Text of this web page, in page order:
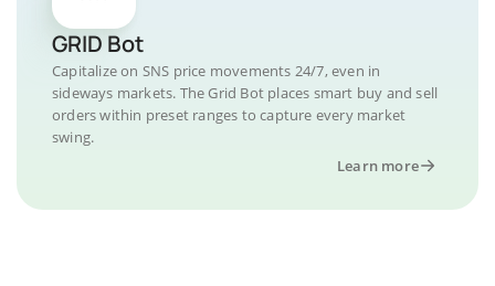
GRID Bot
Capitalize on SNS price movements 24/7, even in
sideways markets. The Grid Bot places smart buy and sell
orders within preset ranges to capture every market
swing.
Learn more